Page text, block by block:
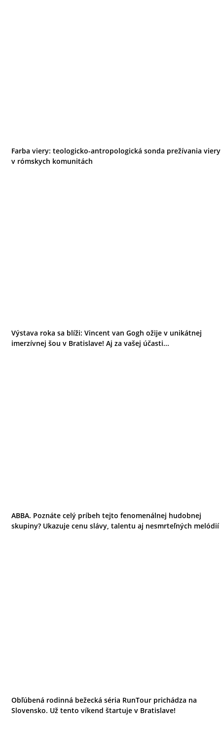
Farba viery: teologicko-antropologická sonda prežívania viery
v rómskych komunitách
Výstava roka sa blíži: Vincent van Gogh ožije v unikátnej
imerzívnej šou v Bratislave! Aj za vašej účasti...
ABBA. Poznáte celý príbeh tejto fenomenálnej hudobnej
skupiny? Ukazuje cenu slávy, talentu aj nesmrteľných melódií
Obľúbená rodinná bežecká séria RunTour prichádza na
Slovensko. Už tento víkend štartuje v Bratislave!